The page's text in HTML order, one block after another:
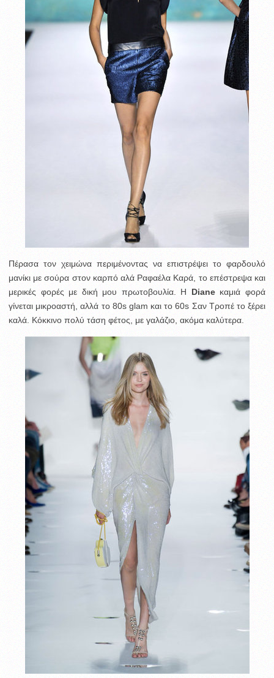
Πέρασα τον χειμώνα περιμένοντας να επιστρέψει το φαρδουλό
μανίκι με σούρα στον καρπό αλά Ραφαέλα Καρά, το επέστρεψα και
μερικές φορές με δική μου πρωτοβουλία. Η Dianeκαμιά φορά
γίνεται μικροαστή, αλλά το 80s glam και το 60s Σαν Τροπέ το ξέρει
καλά. Κόκκινο πολύ τάση φέτος, με γαλάζιο, ακόμα καλύτερα.